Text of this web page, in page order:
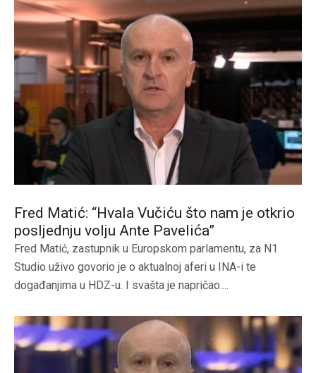
Fred Matić: “Hvala Vučiću što nam je otkrio
posljednju volju Ante Pavelića”
Fred Matić, zastupnik u Europskom parlamentu, za N1
Studio uživo govorio je o aktualnoj aferi u INA-i te
događanjima u HDZ-u. I svašta je napričao....